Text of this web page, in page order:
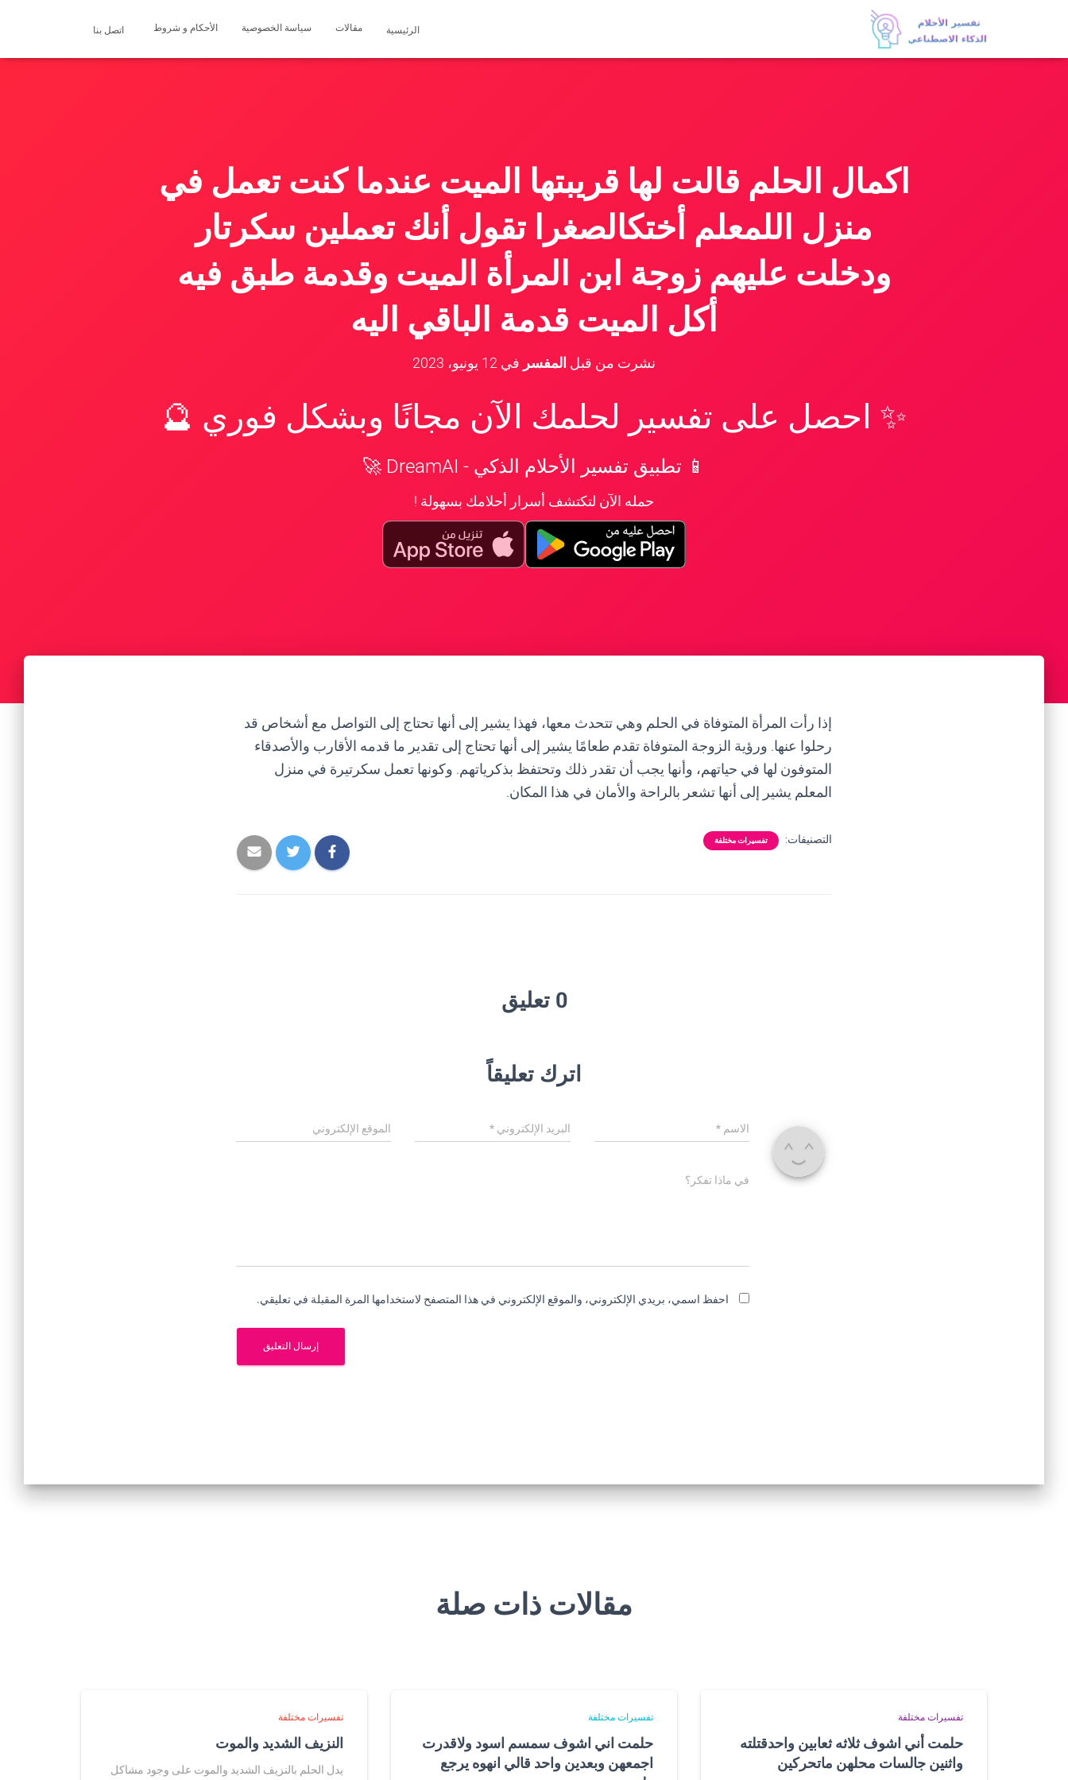
الرئيسية مقالات سياسة الخصوصية الأحكام و شروط اتصل بنا
اكمال الحلم قالت لها قريبتها الميت عندما كنت تعمل في
منزل اللمعلم أختكالصغرا تقول أنك تعملين سكرتار
ودخلت عليهم زوجة ابن المرأة الميت وقدمة طبق فيه
أكل الميت قدمة الباقي اليه
نشرت من قبل المفسر في 12 يونيو، 2023
✨ احصل على تفسير لحلمك الآن مجانًا وبشكل فوري 🔮
📱 تطبيق تفسير الأحلام الذكي - DreamAI 🚀
حمله الآن لتكتشف أسرار أحلامك بسهولة !
إذا رأت المرأة المتوفاة في الحلم وهي تتحدث معها، فهذا يشير إلى أنها تحتاج إلى التواصل مع أشخاص قد
رحلوا عنها. ورؤية الزوجة المتوفاة تقدم طعامًا يشير إلى أنها تحتاج إلى تقدير ما قدمه الأقارب والأصدقاء
المتوفون لها في حياتهم، وأنها يجب أن تقدر ذلك وتحتفظ بذكرياتهم. وكونها تعمل سكرتيرة في منزل
المعلم يشير إلى أنها تشعر بالراحة والأمان في هذا المكان.
التصنيفات: تفسيرات مختلفة
0 تعليق
اترك تعليقاً
الاسم * البريد الإلكتروني* الموقع الإلكتروني
في ماذا تفكر؟
احفظ اسمي، بريدي الإلكتروني، والموقع الإلكتروني في هذا المتصفح لاستخدامها المرة المقبلة في تعليقي.
مقالات ذات صلة
تفسيرات مختلفة
حلمت أني اشوف ثلاثه ثعابين واحدقتلته
واثنين جالسات محلهن ماتحركين
تفسيرات مختلفة
حلمت اني اشوف سمسم اسود ولاقدرت
اجمعهن وبعدين واحد قالي انهوه يرجع
تفسيرات مختلفة
النزيف الشديد والموت
يدل الحلم بالنزيف الشديد والموت على وجود مشاكل